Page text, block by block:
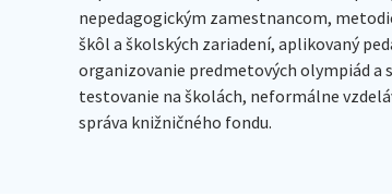
nepedagogickým zamestnancom,
škôl a školských zariadení, aplikovaný
organizovanie predmetových olympiád a
testovanie na školách, neformálne
správa knižničného fondu.